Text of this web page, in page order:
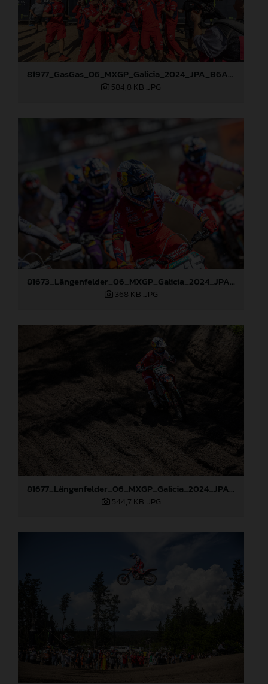
81977_GasGas_06_MXGP_Galicia_2024_JPA_B6A1120
584,8 KB .JPG
81673_Längenfelder_06_MXGP_Galicia_2024_JPA_22A2004
368 KB .JPG
81677_Längenfelder_06_MXGP_Galicia_2024_JPA_22A7317
544,7 KB .JPG